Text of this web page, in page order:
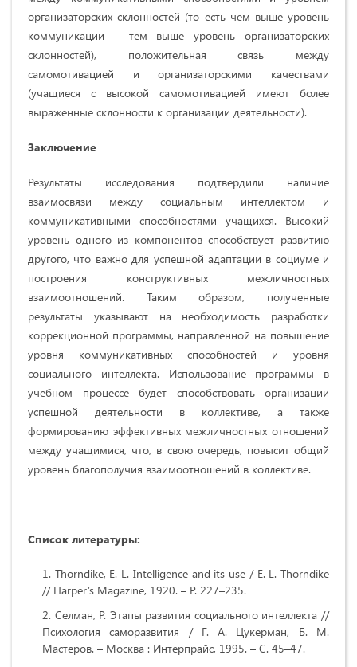
организаторских склонностей (то есть чем выше уровень
коммуникации – тем выше уровень организаторских
склонностей), положительная связь между
самомотивацией и организаторскими качествами
(учащиеся с высокой самомотивацией имеют более
выраженные склонности к организации деятельности).
Заключение
Результаты исследования подтвердили наличие
взаимосвязи между социальным интеллектом и
коммуникативными способностями учащихся. Высокий
уровень одного из компонентов способствует развитию
другого, что важно для успешной адаптации в социуме и
построения конструктивных межличностных
взаимоотношений. Таким образом, полученные
результаты указывают на необходимость разработки
коррекционной программы, направленной на повышение
уровня коммуникативных способностей и уровня
социального интеллекта. Использование программы в
учебном процессе будет способствовать организации
успешной деятельности в коллективе, а также
формированию эффективных межличностных отношений
между учащимися, что, в свою очередь, повысит общий
уровень благополучия взаимоотношений в коллективе.
Список литературы:
Thorndike, E. L. Intelligence and its use / E. L. Thorndike
// Harper’s Magazine, 1920. – P. 227–235.
Селман, Р. Этапы развития социального интеллекта //
Психология саморазвития / Г. А. Цукерман, Б. М.
Мастеров. – Москва : Интерпрайс, 1995. – С. 45–47.